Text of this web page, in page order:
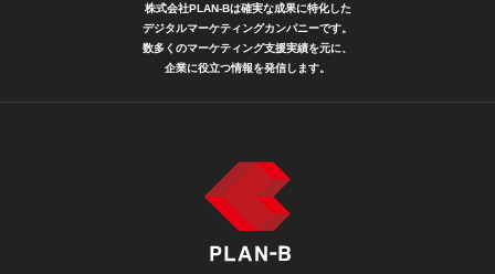
株式会社PLAN-Bは確実な成果に特化した
デジタルマーケティングカンパニーです。
数多くのマーケティング支援実績を元に、
企業に役立つ情報を発信します。